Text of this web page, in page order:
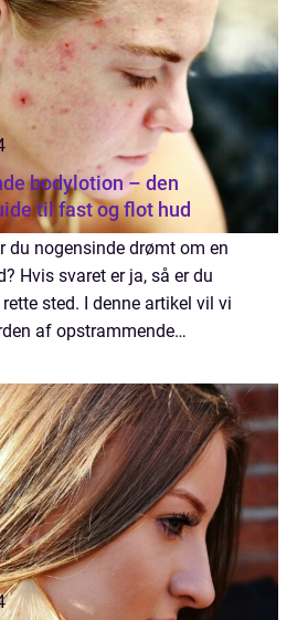
bodylotion – den
til fast og flot hud
du nogensinde drømt om en
Hvis svaret er ja, så er du
sted. I denne artikel vil vi
af opstrammende
den ønskede f...